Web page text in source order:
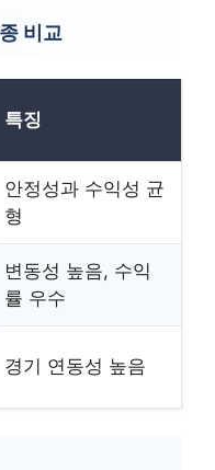
비교
특징
안정성과 수익성 균
형
변동성 높음, 수익
률 우수
경기 연동성 높음